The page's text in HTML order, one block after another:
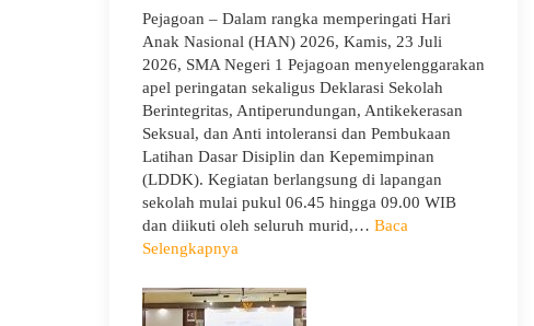
Pejagoan – Dalam rangka memperingati Hari
Anak Nasional (HAN) 2026, Kamis, 23 Juli
2026, SMA Negeri 1 Pejagoan menyelenggarakan
apel peringatan sekaligus Deklarasi Sekolah
Berintegritas, Antiperundungan, Antikekerasan
Seksual, dan Anti intoleransi dan Pembukaan
Latihan Dasar Disiplin dan Kepemimpinan
(LDDK). Kegiatan berlangsung di lapangan
sekolah mulai pukul 06.45 hingga 09.00 WIB
dan diikuti oleh seluruh murid,… Baca
Selengkapnya:
Hari
Anak